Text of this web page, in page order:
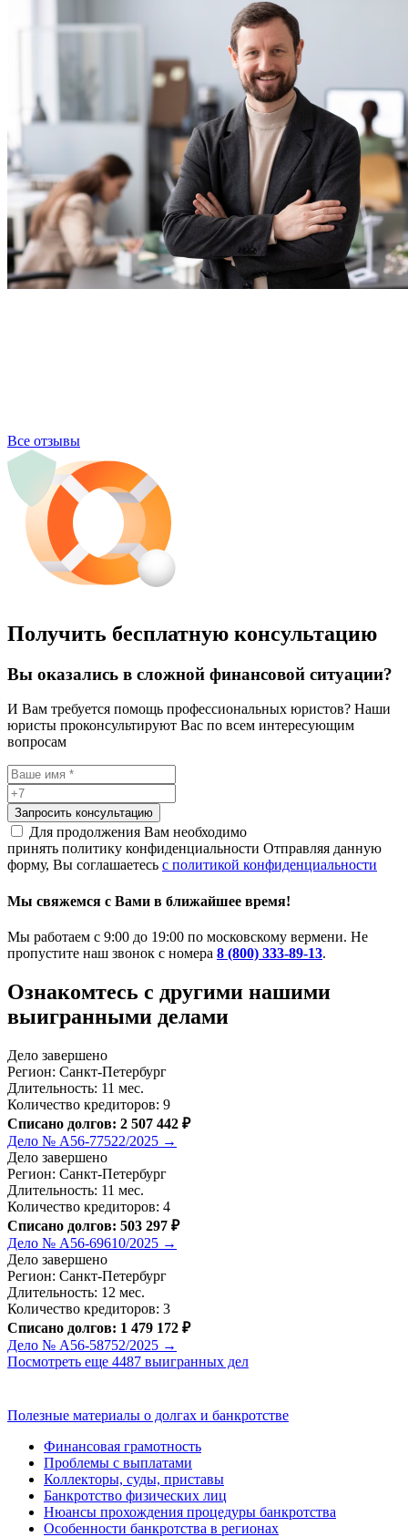
Все отзывы
Получить бесплатную консультацию
Вы оказались в сложной финансовой ситуации?
И Вам требуется помощь профессиональных юристов? Наши
юристы проконсультируют Вас по всем интересующим
вопросам
Запросить консультацию
Для продолжения Вам необходимо
принять политику конфиденциальности Отправляя данную
форму, Вы соглашаетесь с политикой конфиденциальности
Мы свяжемся с Вами в ближайшее время!
Мы работаем с 9:00 до 19:00 по московскому вермени. Не
пропустите наш звонок с номера 8 (800) 333-89-13.
Ознакомтесь c другими нашими
выигранными делами
Дело завершено
Регион: Санкт-Петербург
Длительность: 11 мес.
Количество кредиторов: 9
Списано долгов: 2 507 442 ₽
Дело № А56-77522/2025 →
Дело завершено
Регион: Санкт-Петербург
Длительность: 11 мес.
Количество кредиторов: 4
Списано долгов: 503 297 ₽
Дело № А56-69610/2025 →
Дело завершено
Регион: Санкт-Петербург
Длительность: 12 мес.
Количество кредиторов: 3
Списано долгов: 1 479 172 ₽
Дело № А56-58752/2025 →
Посмотреть еще 4487 выигранных дел
Полезные материалы о долгах и банкротстве
Финансовая грамотность
Проблемы с выплатами
Коллекторы, суды, приставы
Банкротство физических лиц
Нюансы прохождения процедуры банкротства
Особенности банкротства в регионах